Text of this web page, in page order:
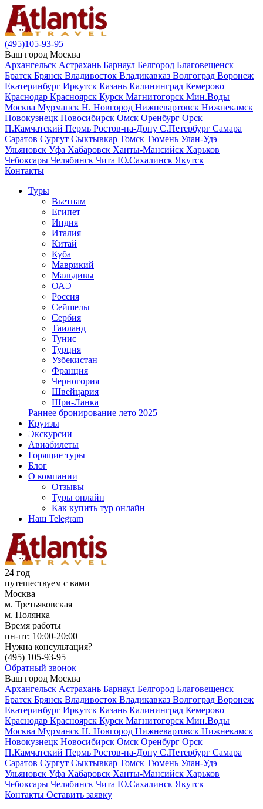
(495)105-93-95
Ваш город Москва
Архангельск Астрахань Барнаул Белгород Благовещенск
Братск Брянск Владивосток Владикавказ Волгоград Воронеж
Екатеринбург Иркутск Казань Калининград Кемерово
Краснодар Красноярск Курск Магнитогорск Мин.Воды
Москва Мурманск Н. Новгород Нижневартовск Нижнекамск
Новокузнецк Новосибирск Омск Оренбург Орск
П.Камчатский Пермь Ростов-на-Дону С.Петербург Самара
Саратов Сургут Сыктывкар Томск Тюмень Улан-Удэ
Ульяновск Уфа Хабаровск Ханты-Мансийск Харьков
Чебоксары Челябинск Чита Ю.Сахалинск Якутск
Контакты
Туры
Вьетнам
Египет
Индия
Италия
Китай
Куба
Маврикий
Мальдивы
ОАЭ
Россия
Сейшелы
Сербия
Таиланд
Тунис
Турция
Узбекистан
Франция
Черногория
Швейцария
Шри-Ланка
Раннее бронирование лето 2025
Круизы
Экскурсии
Авиабилеты
Горящие туры
Блог
О компании
Отзывы
Туры онлайн
Как купить тур онлайн
Наш Telegram
24 год
путешествуем с вами
Москва
м. Третьяковская
м. Полянка
Время работы
пн-пт: 10:00-20:00
Нужна консультация?
(495) 105-93-95
Обратный звонок
Ваш город Москва
Архангельск Астрахань Барнаул Белгород Благовещенск
Братск Брянск Владивосток Владикавказ Волгоград Воронеж
Екатеринбург Иркутск Казань Калининград Кемерово
Краснодар Красноярск Курск Магнитогорск Мин.Воды
Москва Мурманск Н. Новгород Нижневартовск Нижнекамск
Новокузнецк Новосибирск Омск Оренбург Орск
П.Камчатский Пермь Ростов-на-Дону С.Петербург Самара
Саратов Сургут Сыктывкар Томск Тюмень Улан-Удэ
Ульяновск Уфа Хабаровск Ханты-Мансийск Харьков
Чебоксары Челябинск Чита Ю.Сахалинск Якутск
Контакты Оставить заявку